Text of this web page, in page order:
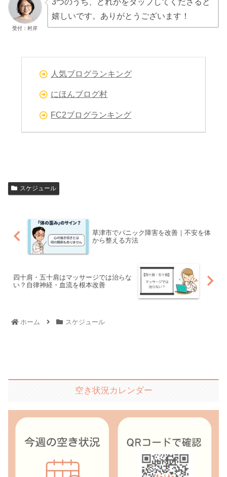
受付：村岸
嬉しいです。ありがとうございます！
人気ブログランキング
にほんブログ村
FC2ブログランキング
スケジュール
草津市でパニック障害を改善｜不安を体
から整える方法
四十肩・五十肩はマッサージでは治らな
い？自律神経・血流を根本改善
ホーム スケジュール
空き状況カレンダー